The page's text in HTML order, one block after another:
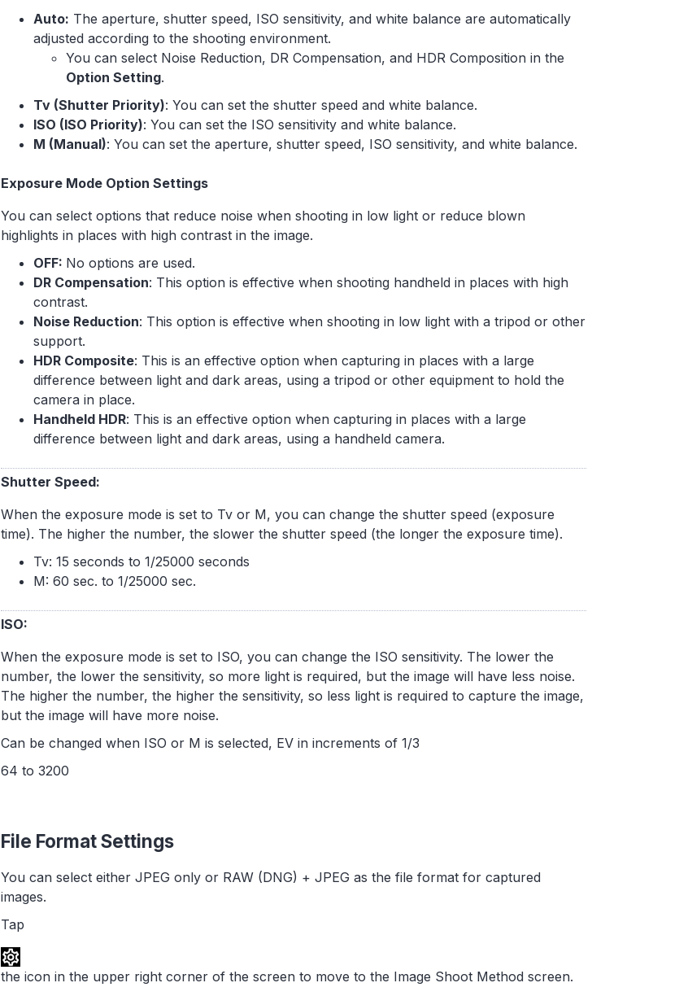
Auto: The aperture, shutter speed, ISO sensitivity, and white balance are automatically
adjusted according to the shooting environment.
You can select Noise Reduction, DR Compensation, and HDR Composition in the
Option Setting.
Tv (Shutter Priority): You can set the shutter speed and white balance.
ISO (ISO Priority): You can set the ISO sensitivity and white balance.
M (Manual): You can set the aperture, shutter speed, ISO sensitivity, and white balance.
Exposure Mode Option Settings
You can select options that reduce noise when shooting in low light or reduce blown
highlights in places with high contrast in the image.
OFF: No options are used.
DR Compensation: This option is effective when shooting handheld in places with high
contrast.
Noise Reduction: This option is effective when shooting in low light with a tripod or other
support.
HDR Composite: This is an effective option when capturing in places with a large
difference between light and dark areas, using a tripod or other equipment to hold the
camera in place.
Handheld HDR: This is an effective option when capturing in places with a large
difference between light and dark areas, using a handheld camera.
Shutter Speed:
When the exposure mode is set to Tv or M, you can change the shutter speed (exposure
time). The higher the number, the slower the shutter speed (the longer the exposure time).
Tv: 15 seconds to 1/25000 seconds
M: 60 sec. to 1/25000 sec.
ISO:
When the exposure mode is set to ISO, you can change the ISO sensitivity. The lower the
number, the lower the sensitivity, so more light is required, but the image will have less noise.
The higher the number, the higher the sensitivity, so less light is required to capture the image,
but the image will have more noise.
Can be changed when ISO or M is selected, EV in increments of 1/3
64 to 3200
File Format Settings
You can select either JPEG only or RAW (DNG) + JPEG as the file format for captured
images.
Tap
the icon in the upper right corner of the screen to move to the Image Shoot Method screen.